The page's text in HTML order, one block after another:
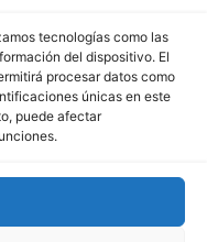
tecnologías como las
del dispositivo. El
procesar datos como
únicas en este
puede afectar